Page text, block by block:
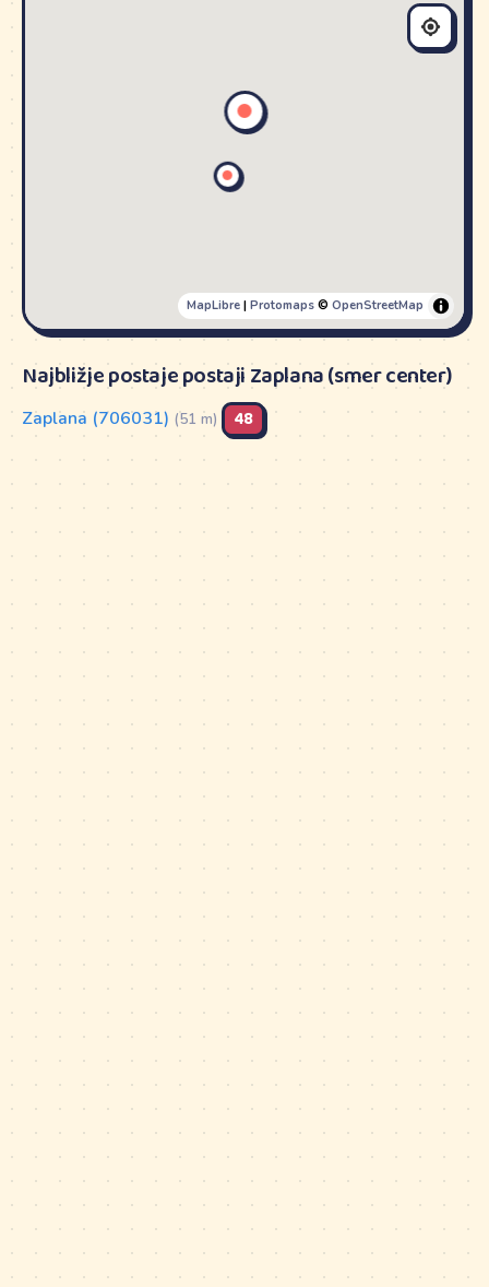
MapLibre| Protomaps© OpenStreetMap
Najbližje postaje postaji Zaplana (smer center)
Zaplana (706031) (51 m) 48